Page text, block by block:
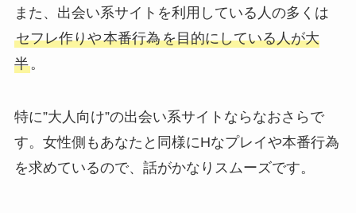
また、出会い系サイトを利用している人の多くは
セフレ作りや本番行為を目的にしている人が大
半。
特に”大人向け”の出会い系サイトならなおさらで
す。女性側もあなたと同様にHなプレイや本番行為
を求めているので、話がかなりスムーズです。